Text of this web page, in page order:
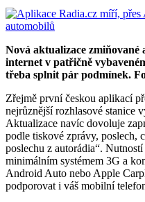
Nová aktualizace zmiňované
internet v patřičně
třeba splnit pár podmínek.
Zřejmě první českou aplikací
nejrůznější rozhlasové stanice
Aktualizace navíc dovoluje
podle tiskové zprávy,
poslechu z autorádia“.
minimálním systémem 3G a
Android Auto nebo Apple
podporovat i váš mobilní